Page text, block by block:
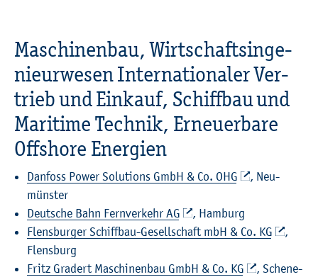
Ma­schi­nen­bau, Wirt­schafts­in­ge­
nieur­we­sen In­ter­na­tio­na­ler Ver­
trieb und Ein­kauf, Schiff­bau und
Ma­ri­ti­me Tech­nik, Er­neu­er­ba­re
Off­shore En­er­gi­en
Dan­fo­ss Power So­lu­ti­ons GmbH & Co. OHG
, Neu­
müns­ter
Deut­sche Bahn Fern­ver­kehr AG
, Ham­burg
Flens­bur­ger Schiff­bau-Ge­sell­schaft mbH & Co. KG
,
Flens­burg
Fritz Gra­dert Ma­schi­nen­bau GmbH & Co. KG
, Sche­ne­